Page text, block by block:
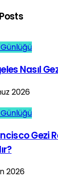
Nasıl
2026
Gezi
2026